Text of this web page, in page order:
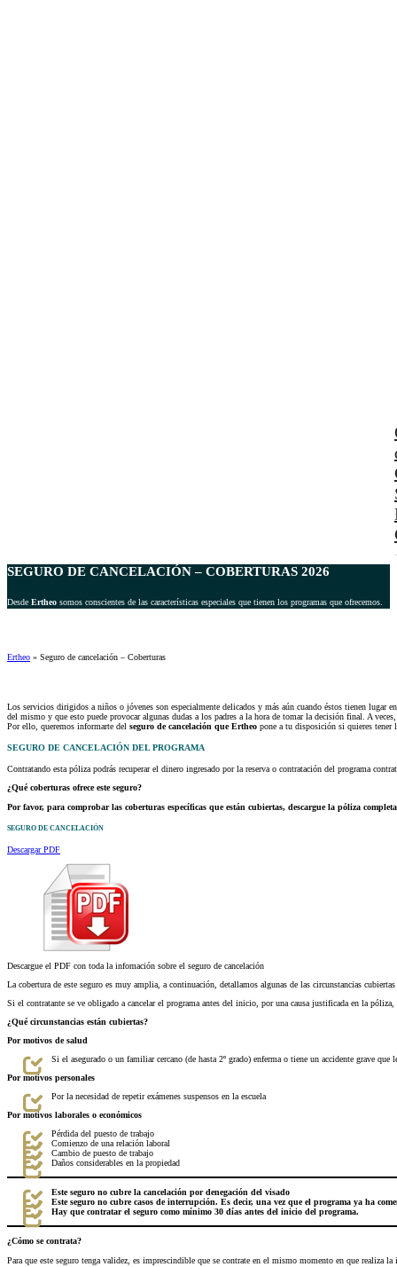
SEGURO DE CANCELACIÓN – COBERTURAS 2026
Desde Ertheo somos conscientes de las características especiales que tienen los programas que ofrecemos.
Ertheo » Seguro de cancelación – Coberturas
Los servicios dirigidos a niños o jóvenes son especialmente delicados y más aún cuando éstos tienen lugar
del mismo y que esto puede provocar algunas dudas a los padres a la hora de tomar la decisión final. A
Por ello, queremos informarte del seguro de cancelación que Ertheo pone a tu disposición si quieres tener
SEGURO DE CANCELACIÓN DEL PROGRAMA
Contratando esta póliza podrás recuperar el dinero ingresado por la reserva o contratación del programa
¿Qué coberturas ofrece este seguro?
Por favor, para comprobar las coberturas específicas que están cubiertas, descargue la póliza
SEGURO DE CANCELACIÓN
Descargar PDF
Descargue el PDF con toda la infomación sobre el seguro de cancelación
La cobertura de este seguro es muy amplia, a continuación, detallamos algunas de las circunstancias
Si el contratante se ve obligado a cancelar el programa antes del inicio, por una causa justificada en la
¿Qué circunstancias están cubiertas?
Por motivos de salud
Si el asegurado o un familiar cercano (de hasta 2º grado) enferma o tiene un accidente grave
Por motivos personales
Por la necesidad de repetir exámenes suspensos en la escuela
Por motivos laborales o económicos
Pérdida del puesto de trabajo
Comienzo de una relación laboral
Cambio de puesto de trabajo
Daños considerables en la propiedad
Este seguro no cubre la cancelación por denegación del visado
Este seguro no cubre casos de interrupción. Es decir, una vez que el programa ya ha
Hay que contratar el seguro como mínimo 30 días antes del inicio del programa.
¿Cómo se contrata?
Para que este seguro tenga validez, es imprescindible que se contrate en el mismo momento en que realiza